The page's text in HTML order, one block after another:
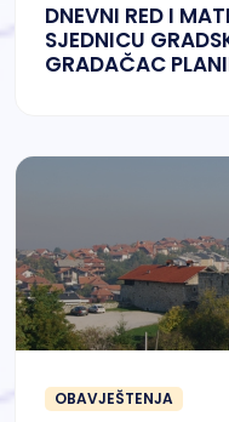
DNEVNI RED I
SJEDNICU
GRADAČAC
OBAVJEŠTENJA